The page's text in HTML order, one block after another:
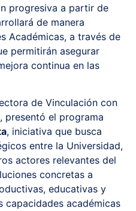
progresiva a partir de
de manera
Académicas, a través de
permitirán asegurar
continua en las
de Vinculación con
, presentó el programa
, iniciativa que busca
entre la Universidad,
actores relevantes del
concretas a
educativas y
capacidades académicas